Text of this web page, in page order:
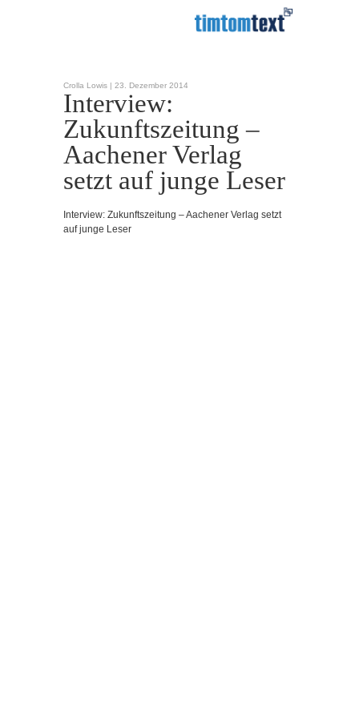
Crolla Lowis | 23. Dezember 2014
Interview:
Zukunftszeitung –
Aachener Verlag
setzt auf junge Leser
Interview: Zukunftszeitung – Aachener Verlag setzt
auf junge Leser